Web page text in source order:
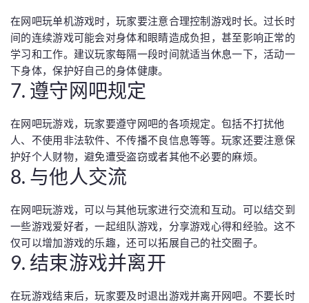
在网吧玩单机游戏时，玩家要注意合理控制游戏时长。过长时
间的连续游戏可能会对身体和眼睛造成负担，甚至影响正常的
学习和工作。建议玩家每隔一段时间就适当休息一下，活动一
下身体，保护好自己的身体健康。
7. 遵守网吧规定
在网吧玩游戏，玩家要遵守网吧的各项规定。包括不打扰他
人、不使用非法软件、不传播不良信息等等。玩家还要注意保
护好个人财物，避免遭受盗窃或者其他不必要的麻烦。
8. 与他人交流
在网吧玩游戏，可以与其他玩家进行交流和互动。可以结交到
一些游戏爱好者，一起组队游戏，分享游戏心得和经验。这不
仅可以增加游戏的乐趣，还可以拓展自己的社交圈子。
9. 结束游戏并离开
在玩游戏结束后，玩家要及时退出游戏并离开网吧。不要长时